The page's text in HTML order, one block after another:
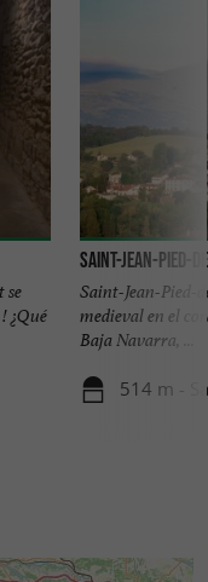
se
¿Qué
Saint-Jean-Pied-
Saint-Jean-Pied-
medieval en el
Baja Navarra, ...
514 m -